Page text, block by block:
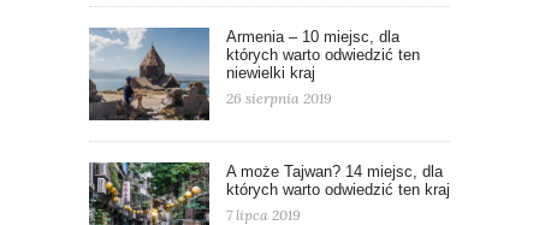
Armenia – 10 miejsc, dla
których warto odwiedzić ten
niewielki kraj
26 sierpnia 2019
A może Tajwan? 14 miejsc, dla
których warto odwiedzić ten kraj
7 lipca 2019